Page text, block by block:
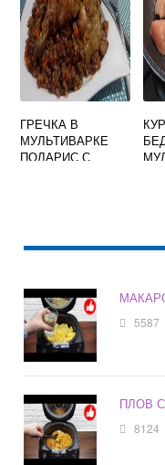
ГРЕЧКА В
МУЛЬТИВАРКЕ
ПОЛАРИС С
5587
ПЛОВ
8124